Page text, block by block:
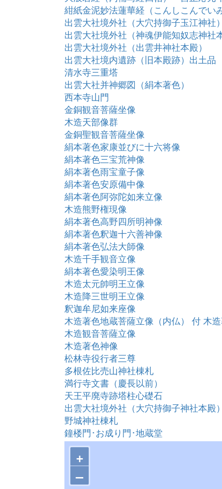
紺紙金泥妙法蓮華経（こんしこんでい
出雲大社境外社（大穴持御子玉江神社
出雲大社境外社（神魂伊能知奴志神社
出雲大社境外社（出雲井神社本殿）
出雲大社境内遺跡（旧本殿跡）出土品
清水寺三重塔
出雲大社并神郷図（絹本著色）
西本寺山門
金銅観音菩薩坐像
木造天部像群
金銅聖観音菩薩坐像
絹本著色家康並びに十六将像
絹本著色三宝荒神像
絹本著色雨宝童子像
絹本著色安原備中像
絹本著色阿弥陀如来立像
木造熊野権現像
絹本著色高野四所明神像
絹本著色釈迦十六善神像
絹本著色弘法大師像
木造千手観音立像
絹本著色愛染明王像
木造太元帥明王立像
木造降三世明王立像
釈迦牟尼如来座像
木造著色地蔵菩薩立像（内仏） 付 木
木造観音菩薩立像
木造著色神像
松林寺役行者三尊
多根佐比売山神社棟札
満行寺文書（慶長以前）
天王平廃寺跡塔柱心礎石
出雲大社境外社（大穴持御子神社本殿
野城神社棟札
鐘楼門･お成り門･地蔵堂
星上寺仁王門
板絵三十六歌仙図額
絹本著色不動明王二童子像
絹本著色阿弥陀如来立像図
+
–